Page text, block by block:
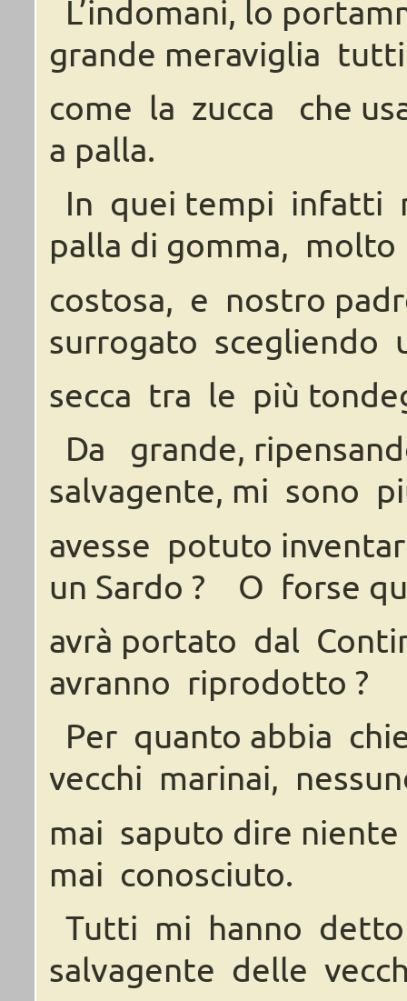
L’indomani, lo
grande meraviglia tutti
come la zucca che
a palla.
In quei tempi infatti
palla di gomma, molto
costosa, e nostro
surrogato scegliendo
secca tra le più
Da
grande,
salvagente, mi sono
avesse potuto
un Sardo ? O forse
avrà portato dal
avranno riprodotto ?
Per quanto abbia
vecchi marinai,
mai saputo dire niente
mai conosciuto.
Tutti mi hanno
salvagente delle